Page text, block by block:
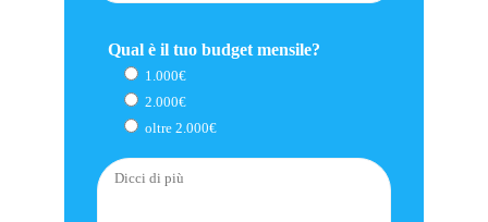
Qual è il tuo budget mensile?
1.000€
2.000€
oltre 2.000€